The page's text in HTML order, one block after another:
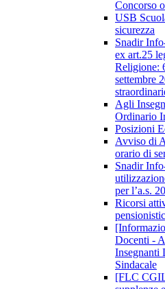
Concorso
USB
sicurezza
Snadir
ex art.25
Religione:
settembre
Agli
Ordinario
Posizioni
Avviso di
orario di
Snadir
per l’a.s.
Ricorsi
Docenti -
Insegnanti
Sindacale
[FLC